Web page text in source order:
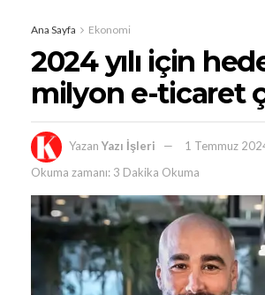
Ana Sayfa Ekonomi
2024 yılı için
milyon e-ticaret
Yazan Yazı İşleri
1 Temmuz
Okuma zamanı: 3 Dakika Okuma